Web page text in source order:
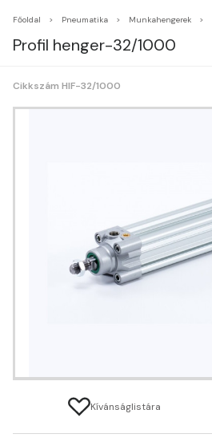
Főoldal Pneumatika Munkahengerek
Profil henger-32/1000
Cikkszám HIF-32/1000
Kívánságlistára